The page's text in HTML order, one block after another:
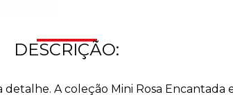
DESCRIÇÃO:
A coleção Mini Rosa Encantada